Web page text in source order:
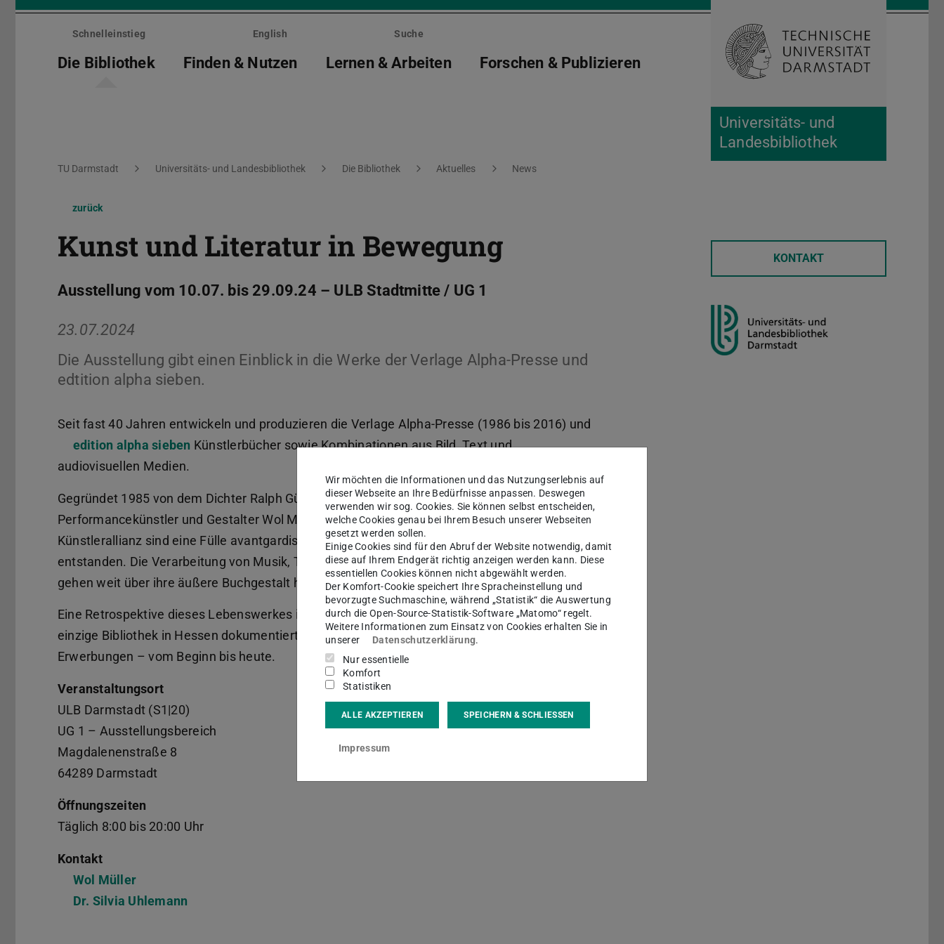
Menü
überspringen
Universitäts- und
Landesbibliothek
Schnelleinstieg English Suche
Die Bibliothek Finden & Nutzen Lernen & Arbeiten Forschen & Publizieren Suche öffnen
Sie befinden sich hier:
TU Darmstadt Universitäts- und Landesbibliothek Die Bibliothek Aktuelles News
zurück
Kunst und Literatur in Bewegung
Ausstellung vom 10.07. bis 29.09.24 – ULB Stadtmitte / UG 1
23.07.2024
Die Ausstellung gibt einen Einblick in die Werke der Verlage Alpha-Presse und
edtition alpha sieben.
Seit fast 40 Jahren entwickeln und produzieren die Verlage Alpha-Presse (1986 bis 2016) und
edition alpha sieben Künstlerbücher sowie Kombinationen aus Bild, Text und
audiovisuellen Medien.
Gegründet 1985 von dem Dichter Ralph Günther Mohnnau (Frankfurt/M.) und dem
Performancekünstler und Gestalter Wol Müller (Sulzbach/Ts.). Aus dieser fruchtbaren
Künstlerallianz sind eine Fülle avantgardistischer und unverwechselbarer Gesamtkunstwerke
entstanden. Die Verarbeitung von Musik, Tanzkunst, literarischen Texten und Installationen
gehen weit über ihre äußere Buchgestalt hinaus.
Eine Retrospektive dieses Lebenswerkes ist aktuell in der Bibliothek Stadtmitte zu sehen. Als
einzige Bibliothek in Hessen dokumentiert die ULB die Werke durch regelmäßige
Erwerbungen – vom Beginn bis heute.
Veranstaltungsort
ULB Darmstadt (S1|20)
UG 1 – Ausstellungsbereich
Magdalenenstraße 8
64289 Darmstadt
Öffnungszeiten
Täglich 8:00 bis 20:00 Uhr
Kontakt
Wol Müller
Dr. Silvia Uhlemann
KONTAKT
Wir möchten die Informationen und das Nutzungserlebnis auf
dieser Webseite an Ihre Bedürfnisse anpassen. Deswegen
verwenden wir sog. Cookies. Sie können selbst entscheiden,
welche Cookies genau bei Ihrem Besuch unserer Webseiten
gesetzt werden sollen.
Einige Cookies sind für den Abruf der Website notwendig, damit
diese auf Ihrem Endgerät richtig anzeigen werden kann. Diese
essentiellen Cookies können nicht abgewählt werden.
Der Komfort-Cookie speichert Ihre Spracheinstellung und
bevorzugte Suchmaschine, während „Statistik“ die Auswertung
durch die Open-Source-Statistik-Software „Matomo“ regelt.
Weitere Informationen zum Einsatz von Cookies erhalten Sie in
unserer
Datenschutzerklärung.
Nur essentielle
Komfort
Statistiken
ALLE AKZEPTIEREN SPEICHERN & SCHLIESSEN
Impressum